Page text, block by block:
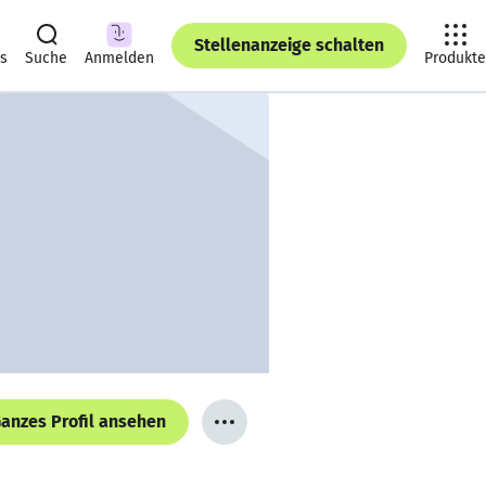
Suche Anmelden
Stellenanzeige schalten
Produkte
Profil ansehen